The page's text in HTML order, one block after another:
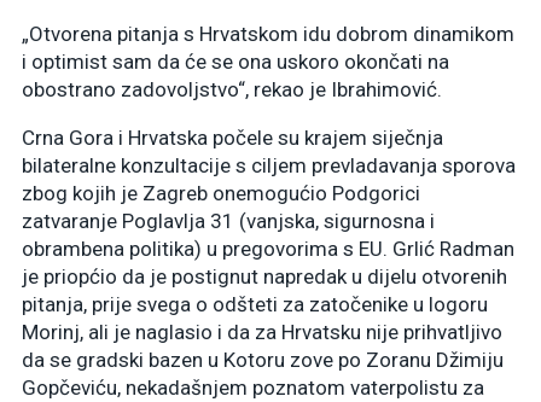
„Otvorena pitanja s Hrvatskom idu dobrom dinamikom
i optimist sam da će se ona uskoro okončati na
obostrano zadovoljstvo“, rekao je Ibrahimović.
Crna Gora i Hrvatska počele su krajem siječnja
bilateralne konzultacije s ciljem prevladavanja sporova
zbog kojih je Zagreb onemogućio Podgorici
zatvaranje Poglavlja 31 (vanjska, sigurnosna i
obrambena politika) u pregovorima s EU. Grlić Radman
je priopćio da je postignut napredak u dijelu otvorenih
pitanja, prije svega o odšteti za zatočenike u logoru
Morinj, ali je naglasio i da za Hrvatsku nije prihvatljivo
da se gradski bazen u Kotoru zove po Zoranu Džimiju
Gopčeviću, nekadašnjem poznatom vaterpolistu za